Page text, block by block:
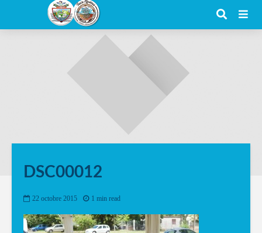
DSC00012
22 octobre 2015 1 min read